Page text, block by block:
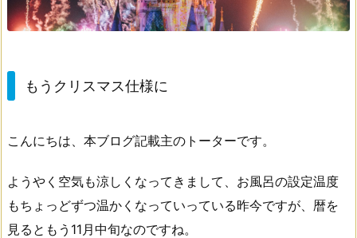
もうクリスマス仕様に
こんにちは、本ブログ記載主のトーターです。
ようやく空気も涼しくなってきまして、お風呂の設定温度
もちょっどずつ温かくなっていっている昨今ですが、暦を
見るともう11月中旬なのですね。